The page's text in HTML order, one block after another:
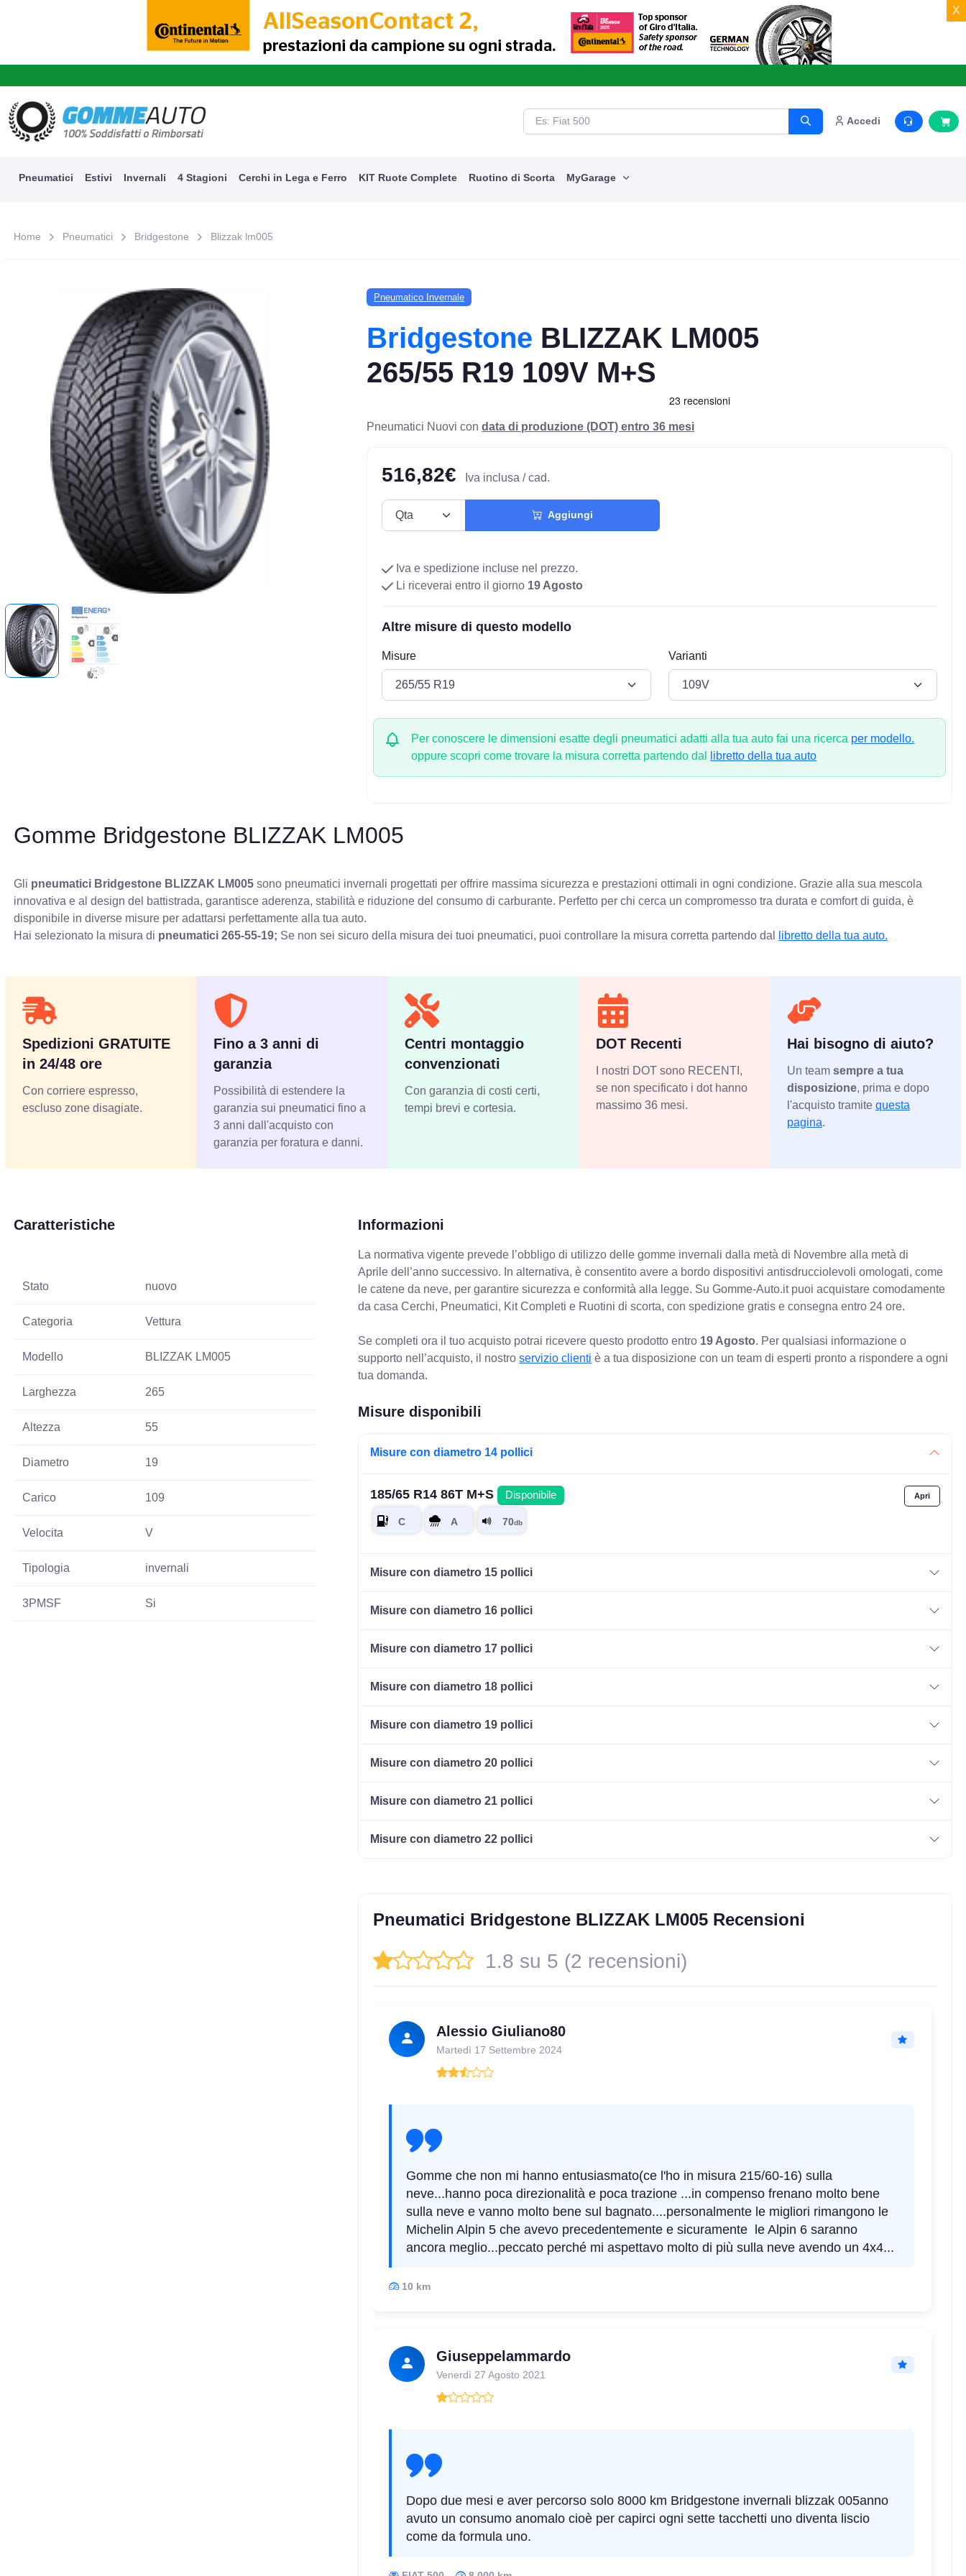
X
Accedi
Pneumatici Estivi Invernali 4 Stagioni Cerchi in Lega e Ferro KIT Ruote Complete Ruotino di Scorta MyGarage
Home Pneumatici Bridgestone Blizzak lm005
Pneumatico Invernale
Bridgestone BLIZZAK LM005
265/55 R19 109V M+S
Pneumatici Nuovi condata di produzione (DOT) entro 36 mesi
516,82€ Iva inclusa / cad.
Aggiungi
Iva e spedizione incluse nel prezzo.
Li riceverai entro il giorno 19 Agosto
Altre misure di questo modello
Misure Varianti
Per conoscere le dimensioni esatte degli pneumatici adatti alla tua auto fai una ricerca per modello.
oppure scopri come trovare la misura corretta partendo dal
libretto della tua auto
Gomme Bridgestone BLIZZAK LM005
Gli pneumatici Bridgestone BLIZZAK LM005 sono pneumatici invernali progettati per offrire massima sicurezza e prestazioni ottimali in ogni condizione. Grazie alla sua mescola
innovativa e al design del battistrada, garantisce aderenza, stabilità e riduzione del consumo di carburante. Perfetto per chi cerca un compromesso tra durata e comfort di guida, è
disponibile in diverse misure per adattarsi perfettamente alla tua auto.
Hai selezionato la misura di pneumatici265-55-19; Se non sei sicuro della misura dei tuoi pneumatici, puoi controllare la misura corretta partendo dal libretto della tua auto.
Spedizioni GRATUITE
in 24/48 ore
Con corriere espresso,
escluso zone disagiate.
Fino a 3 anni di
garanzia
Possibilità di estendere la
garanzia sui pneumatici fino a
3 anni dall'acquisto con
garanzia per foratura e danni.
Centri montaggio
convenzionati
Con garanzia di costi certi,
tempi brevi e cortesia.
DOT Recenti
I nostri DOT sono RECENTI,
se non specificato i dot hanno
massimo 36 mesi.
Hai bisogno di aiuto?
Un team sempre a tua
disposizione, prima e dopo
l'acquisto tramite questa
pagina.
Caratteristiche
Stato nuovo
Categoria Vettura
Modello BLIZZAK LM005
Larghezza 265
Altezza 55
Diametro 19
Carico 109
Velocita V
Tipologia invernali
3PMSF Si
Informazioni
La normativa vigente prevede l’obbligo di utilizzo delle gomme invernali dalla metà di Novembre alla metà di
Aprile dell’anno successivo. In alternativa, è consentito avere a bordo dispositivi antisdrucciolevoli omologati, come
le catene da neve, per garantire sicurezza e conformità alla legge. Su Gomme-Auto.it puoi acquistare comodamente
da casa Cerchi, Pneumatici, Kit Completi e Ruotini di scorta, con spedizione gratis e consegna entro 24 ore.
Se completi ora il tuo acquisto potrai ricevere questo prodotto entro 19 Agosto. Per qualsiasi informazione o
supporto nell’acquisto, il nostroservizio clienti è a tua disposizione con un team di esperti pronto a rispondere a ogni
tua domanda.
Misure disponibili
Misure con diametro 14 pollici
185/65 R14 86T M+S Disponibile
Misure con diametro 15 pollici
Misure con diametro 16 pollici
Misure con diametro 17 pollici
Misure con diametro 18 pollici
Misure con diametro 19 pollici
Misure con diametro 20 pollici
Misure con diametro 21 pollici
Misure con diametro 22 pollici
Pneumatici Bridgestone BLIZZAK LM005 Recensioni
1.8 su 5 (2 recensioni)
Alessio Giuliano80
Martedì 17 Settembre 2024
Gomme che non mi hanno entusiasmato(ce l'ho in misura 215/60-16) sulla
neve...hanno poca direzionalità e poca trazione ...in compenso frenano molto bene
sulla neve e vanno molto bene sul bagnato....personalmente le migliori rimangono le
Michelin Alpin 5 che avevo precedentemente e sicuramente le Alpin 6 saranno
ancora meglio...peccato perché mi aspettavo molto di più sulla neve avendo un 4x4...
10 km
Giuseppelammardo
Venerdì 27 Agosto 2021
Dopo due mesi e aver percorso solo 8000 km Bridgestone invernali blizzak 005anno
avuto un consumo anomalo cioè per capirci ogni sette tacchetti uno diventa liscio
come da formula uno.